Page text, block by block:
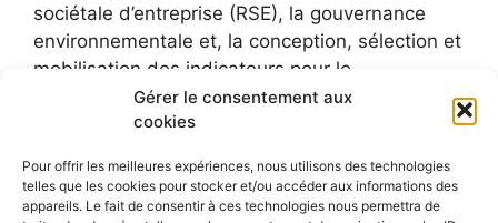
Gérer le consentement aux
cookies
Pour offrir les meilleures expériences, nous utilisons des technologies
telles que les cookies pour stocker et/ou accéder aux informations des
appareils. Le fait de consentir à ces technologies nous permettra de
sociétale d’entreprise (RSE), la gouvernance
environnementale et, la conception, sélection et
mobilisation des indicateurs pour le
développement durable.